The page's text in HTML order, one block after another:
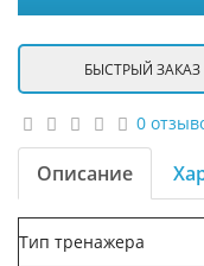
БЫСТРЫЙ ЗАКАЗ
0
Описание
Тип тренажера